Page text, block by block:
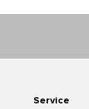
Service